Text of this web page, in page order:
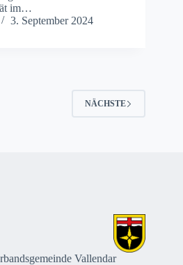
im…
3. September 2024
NÄCHSTE
Vallendar